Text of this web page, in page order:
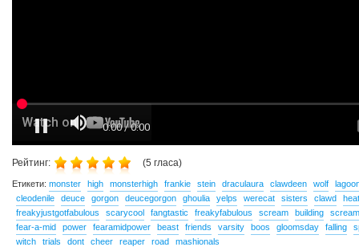
Рейтинг: (5 гласа)
Етикети: monster high monsterhigh frankie stein draculaura clawdeen wolf
cleodenile
deuce gorgon deucegorgon ghoulia yelps werecat sisters clawd
freakyjustgotfabulous
scarycool fangtastic freakyfabulous scream building
fear-a-mid
power fearamidpower beast friends varsity boos gloomsday falling
witch
trials dont cheer reaper road mashionals